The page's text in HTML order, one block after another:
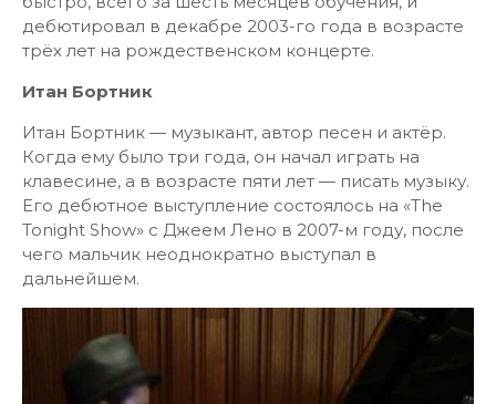
дебютировал в декабре 2003-го года в возрасте
трёх лет на рождественском концерте.
Итан Бортник
Итан Бортник — музыкант, автор песен и актёр.
Когда ему было три года, он начал играть на
клавесине, а в возрасте пяти лет — писать музыку.
Его дебютное выступление состоялось на «The
Tonight Show» с Джеем Лено в 2007-м году, после
чего мальчик неоднократно выступал в
дальнейшем.